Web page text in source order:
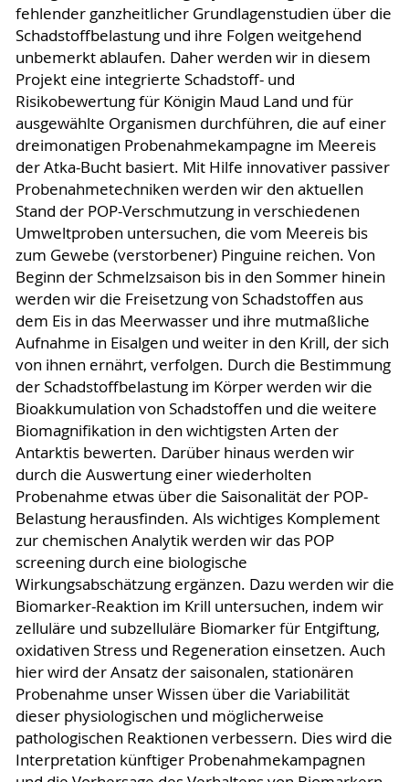
fehlender ganzheitlicher Grundlagenstudien über die
Schadstoffbelastung und ihre Folgen weitgehend
unbemerkt ablaufen. Daher werden wir in diesem
Projekt eine integrierte Schadstoff- und
Risikobewertung für Königin Maud Land und für
ausgewählte Organismen durchführen, die auf einer
dreimonatigen Probenahmekampagne im Meereis
der Atka-Bucht basiert. Mit Hilfe innovativer passiver
Probenahmetechniken werden wir den aktuellen
Stand der POP-Verschmutzung in verschiedenen
Umweltproben untersuchen, die vom Meereis bis
zum Gewebe (verstorbener) Pinguine reichen. Von
Beginn der Schmelzsaison bis in den Sommer hinein
werden wir die Freisetzung von Schadstoffen aus
dem Eis in das Meerwasser und ihre mutmaßliche
Aufnahme in Eisalgen und weiter in den Krill, der sich
von ihnen ernährt, verfolgen. Durch die Bestimmung
der Schadstoffbelastung im Körper werden wir die
Bioakkumulation von Schadstoffen und die weitere
Biomagnifikation in den wichtigsten Arten der
Antarktis bewerten. Darüber hinaus werden wir
durch die Auswertung einer wiederholten
Probenahme etwas über die Saisonalität der POP-
Belastung herausfinden. Als wichtiges Komplement
zur chemischen Analytik werden wir das POP
screening durch eine biologische
Wirkungsabschätzung ergänzen. Dazu werden wir die
Biomarker-Reaktion im Krill untersuchen, indem wir
zelluläre und subzelluläre Biomarker für Entgiftung,
oxidativen Stress und Regeneration einsetzen. Auch
hier wird der Ansatz der saisonalen, stationären
Probenahme unser Wissen über die Variabilität
dieser physiologischen und möglicherweise
pathologischen Reaktionen verbessern. Dies wird die
Interpretation künftiger Probenahmekampagnen